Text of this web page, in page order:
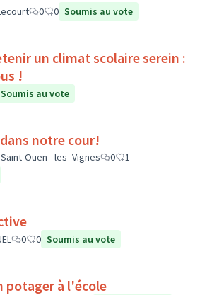
0 0 Soumis au vote
un climat scolaire serein :
!
Soumis au vote
notre cour!
Ouen - les -Vignes 0
1
0 0 Soumis au vote
potager à l'école